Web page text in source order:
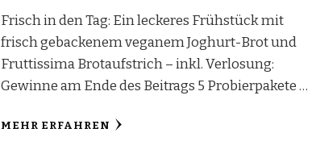
Frisch in den Tag: Ein leckeres Frühstück mit
frisch gebackenem veganem Joghurt-Brot und
Fruttissima Brotaufstrich – inkl. Verlosung:
Gewinne am Ende des Beitrags 5 Probierpakete …
MEHR ERFAHREN